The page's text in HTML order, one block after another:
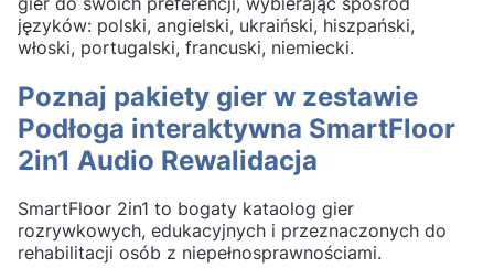
języków: polski, angielski, ukraiński, hiszpański,
włoski, portugalski, francuski, niemiecki.
Poznaj pakiety gier w zestawie
Podłoga interaktywna SmartFloor
2in1 Audio Rewalidacja
SmartFloor 2in1 to bogaty kataolog gier
rozrywkowych, edukacyjnych i przeznaczonych do
rehabilitacji osób z niepełnosprawnościami.